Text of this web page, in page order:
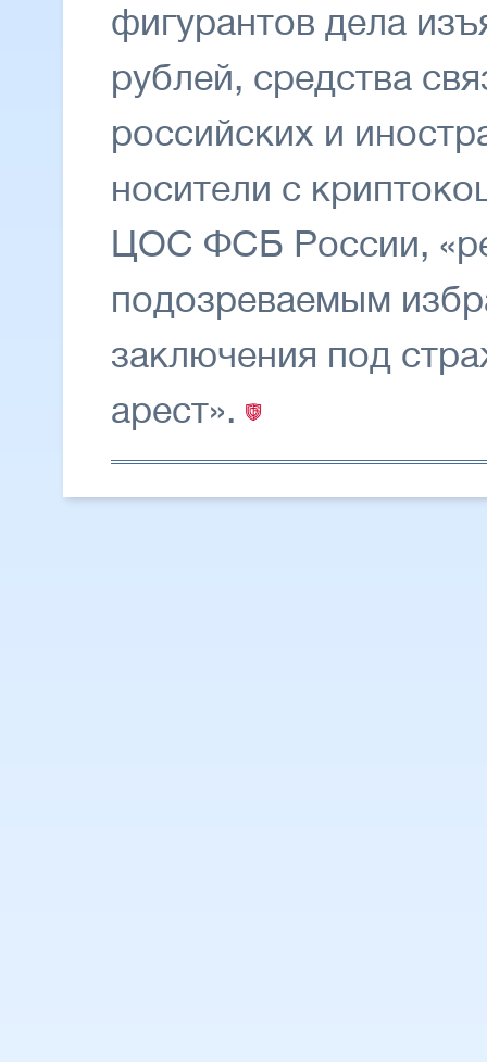
фигурантов дела
рублей, средства
российских и
носители с
ЦОС ФСБ России,
подозреваемым
заключения под
арест».